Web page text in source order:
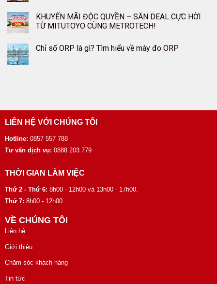
KHUYẾN MÃI ĐỘC QUYỀN – SĂN DEAL CỰC HỜI
TỪ MITUTOYO CÙNG METROTECH!
Chỉ số ORP là gì? Tìm hiểu về máy đo ORP
LIÊN HỆ VỚI CHÚNG TÔI
Hotline: 0857 557 788
Tư vấn dịch vụ: 0888 203 779
THỜI GIAN LÀM VIỆC
Thứ 2 - Thứ 6: 8h00 - 12h00 và 13h00 - 17h00.
Thứ 7: 8h00 - 12h00.
VỀ CHÚNG TÔI
Liên hệ
Giới thiệu
Chăm sóc khách hàng
Tin tức